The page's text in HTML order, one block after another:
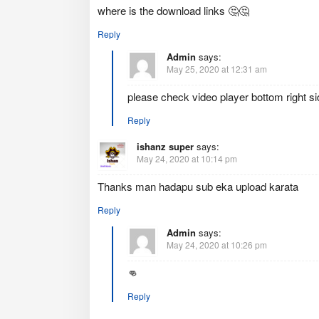
where is the download links 🤔🤔
Reply
Admin says:
May 25, 2020 at 12:31 am
please check video player bottom right
Reply
ishanz super says:
May 24, 2020 at 10:14 pm
Thanks man hadapu sub eka upload karata
Reply
Admin says:
May 24, 2020 at 10:26 pm
👊
Reply